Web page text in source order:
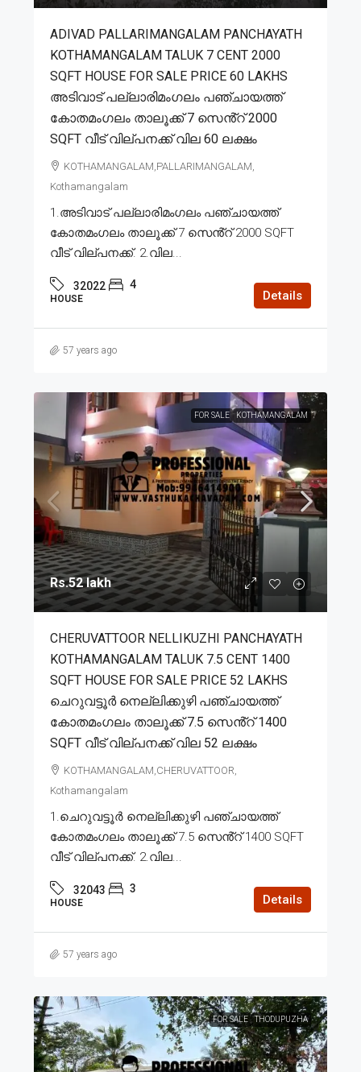
ADIVAD PALLARIMANGALAM PANCHAYATH
KOTHAMANGALAM TALUK 7 CENT 2000
SQFT HOUSE FOR SALE PRICE 60 LAKHS
അടിവാട് പല്ലാരിമംഗലം പഞ്ചായത്ത്
കോതമംഗലം താലൂക്ക് 7 സെൻ്റ് 2000
SQFT വീട് വില്പനക്ക് വില 60 ലക്ഷം
KOTHAMANGALAM,PALLARIMANGALAM,
Kothamangalam
1.അടിവാട് പല്ലാരിമംഗലം പഞ്ചായത്ത്
കോതമംഗലം താലൂക്ക് 7 സെൻ്റ് 2000 SQFT
വീട് വില്പനക്ക്. 2.വില...
32022 4
HOUSE Details
57 years ago
FOR SALE KOTHAMANGALAM
Rs.52 lakh
CHERUVATTOOR NELLIKUZHI PANCHAYATH
KOTHAMANGALAM TALUK 7.5 CENT 1400
SQFT HOUSE FOR SALE PRICE 52 LAKHS
ചെറുവട്ടൂർ നെല്ലിക്കുഴി പഞ്ചായത്ത്
കോതമംഗലം താലൂക്ക് 7.5 സെൻ്റ് 1400
SQFT വീട് വില്പനക്ക് വില 52 ലക്ഷം
KOTHAMANGALAM,CHERUVATTOOR,
Kothamangalam
1.ചെറുവട്ടൂർ നെല്ലിക്കുഴി പഞ്ചായത്ത്
കോതമംഗലം താലൂക്ക് 7.5 സെൻ്റ് 1400 SQFT
വീട് വില്പനക്ക്. 2.വില...
32043 3
HOUSE Details
57 years ago
FOR SALE THODUPUZHA